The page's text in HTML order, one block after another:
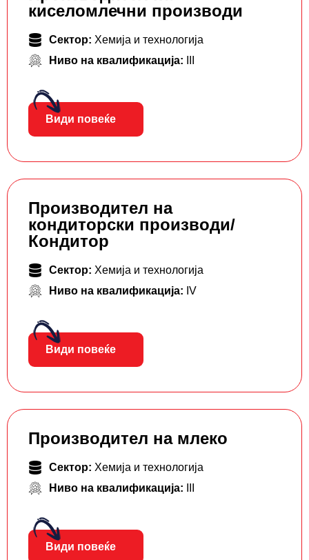
киселомлечни производи
Сектор: Хемија и технологија
Ниво на квалификација:
Види повеќе
Производител на
кондиторски производи/
Кондитор
Сектор: Хемија и технологија
Ниво на квалификација: IV
Види повеќе
Производител на млеко
Сектор: Хемија и технологија
Ниво на квалификација:
Види повеќе